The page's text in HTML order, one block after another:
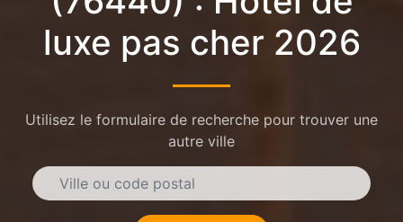
luxe pas cher 2026
Utilisez le formulaire de recherche pour trouver une
autre ville